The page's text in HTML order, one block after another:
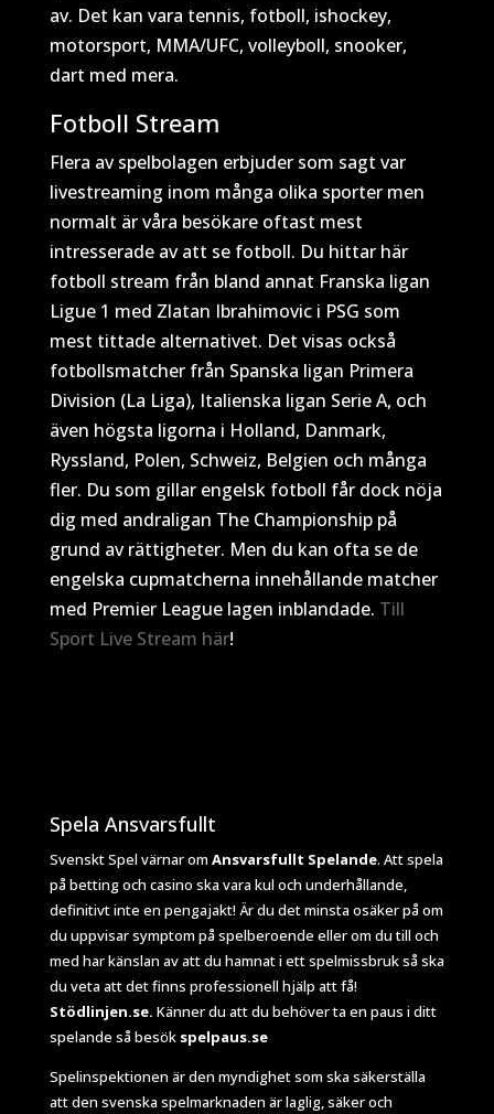
av. Det kan vara tennis, fotboll, ishockey,
motorsport, MMA/UFC, volleyboll, snooker,
dart med mera.
Fotboll Stream
Flera av spelbolagen erbjuder som sagt var
livestreaming inom många olika sporter men
normalt är våra besökare oftast mest
intresserade av att se fotboll. Du hittar här
fotboll stream från bland annat Franska ligan
Ligue 1 med Zlatan Ibrahimovic i PSG som
mest tittade alternativet. Det visas också
fotbollsmatcher från Spanska ligan Primera
Division (La Liga), Italienska ligan Serie A, och
även högsta ligorna i Holland, Danmark,
Ryssland, Polen, Schweiz, Belgien och många
fler. Du som gillar engelsk fotboll får dock nöja
dig med andraligan The Championship på
grund av rättigheter. Men du kan ofta se de
engelska cupmatcherna innehållande matcher
med Premier League lagen inblandade. Till
Sport Live Stream här!
Spela Ansvarsfullt
Svenskt Spel värnar om Ansvarsfullt Spelande. Att spela
på betting och casino ska vara kul och underhållande,
definitivt inte en pengajakt! Är du det minsta osäker på om
du uppvisar symptom på spelberoende eller om du till och
med har känslan av att du hamnat i ett spelmissbruk så ska
du veta att det finns professionell hjälp att få!
Stödlinjen.se. Känner du att du behöver ta en paus i ditt
spelande så besök spelpaus.se
Spelinspektionen är den myndighet som ska säkerställa
att den svenska spelmarknaden är laglig, säker och